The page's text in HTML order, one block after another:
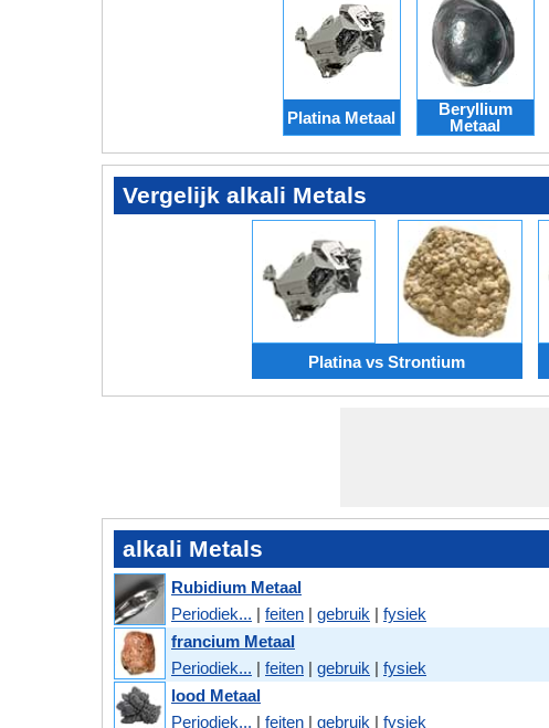
Platina Metaal
Beryllium
Metaal
Vergelijk alkali Metals
Platina vs Strontium
alkali Metals
Rubidium Metaal
Periodiek... | feiten | gebruik | fysiek
francium Metaal
Periodiek... | feiten | gebruik | fysiek
lood Metaal
Periodiek... | feiten | gebruik | fysiek